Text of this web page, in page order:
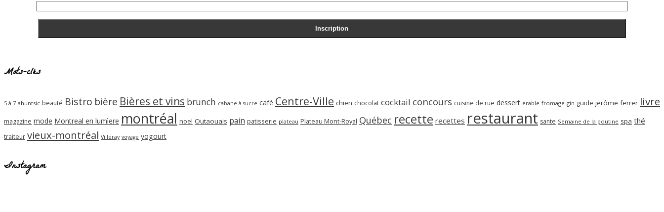
Mots-clés
5 à 7 ahuntsic beauté Bistro bière Bières et vins brunch cabane à sucre café Centre-Ville chien chocolat cocktail concours cuisine de rue dessert erable fromage gin guide jerôme ferrer livre
magazine mode Montreal en lumìere montréal noel Outaouais pain patisserie plateau Plateau Mont-Royal Québec recette recettes restaurant sante Semaine de la poutine spa thé
traiteur vieux-montréal Villeray voyage yogourt
Instagram